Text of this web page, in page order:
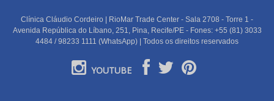
Clínica Cláudio Cordeiro | RioMar Trade Center - Sala 2708 - Torre 1 -
Avenida República do Líbano, 251, Pina, Recife/PE - Fones: +55 (81) 3033
4484 / 98233 1111 (WhatsApp) | Todos os direitos reservados
YOUTUBE